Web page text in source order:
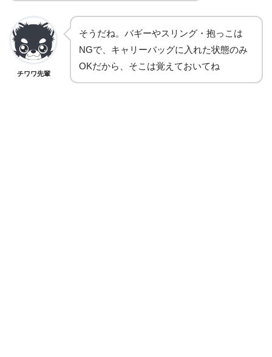
チワワ先輩
そうだね。バギーやスリング・抱っこは
NGで、キャリーバッグに入れた状態のみ
OKだから、そこは覚えておいてね